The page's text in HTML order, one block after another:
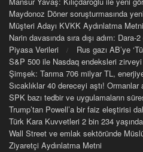
Maydonoz Döner soruşturmasında
Müşteri Adayı KVKK Aydınlatma Metni
Narin davasında sıra dışı adım:
Piyasa Verileri
Rus gazı AB’ye
S&P 500 ile Nasdaq endeksleri
Şimşek: Tarıma 706 milyar TL,
Sıcaklıklar 40 dereceyi aştı! Ormanlar
SPK bazı tedbir ve uygulamaların
Trump’tan Powell’a bir faiz eleştirisi
Türk Kara Kuvvetleri 2 bin 234 yaşında
Wall Street ve emlak sektöründe
Ziyaretçi Aydınlatma Metni